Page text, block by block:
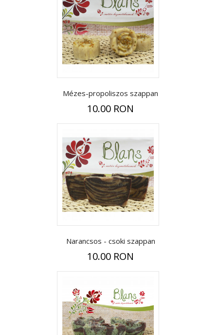
Mézes-propoliszos szappan
10.00 RON
Narancsos - csoki szappan
10.00 RON